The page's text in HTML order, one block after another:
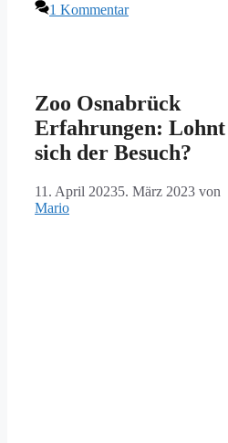
1 Kommentar
Zoo Osnabrück
Erfahrungen: Lohnt
sich der Besuch?
11. April 20235. März 2023 von
Mario